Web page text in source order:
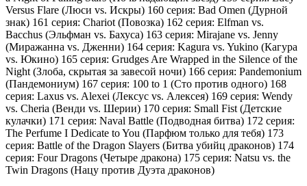
Versus Flare (Люси vs. Искры) 160 серия: Bad Omen (Дурной
знак) 161 серия: Chariot (Повозка) 162 серия: Elfman vs.
Bacchus (Эльфман vs. Бахуса) 163 серия: Mirajane vs. Jenny
(Миражанна vs. Дженни) 164 серия: Kagura vs. Yukino (Кагура
vs. Юкино) 165 серия: Grudges Are Wrapped in the Silence of the
Night (Злоба, скрытая за завесой ночи) 166 серия: Pandemonium
(Пандемониум) 167 серия: 100 to 1 (Сто против одного) 168
серия: Laxus vs. Alexei (Лексус vs. Алексея) 169 серия: Wendy
vs. Cheria (Венди vs. Шерии) 170 серия: Small Fist (Детские
кулачки) 171 серия: Naval Battle (Подводная битва) 172 серия:
The Perfume I Dedicate to You (Парфюм только для тебя) 173
серия: Battle of the Dragon Slayers (Битва убийц драконов) 174
серия: Four Dragons (Четыре дракона) 175 серия: Natsu vs. the
Twin Dragons (Нацу против Дуэта драконов)